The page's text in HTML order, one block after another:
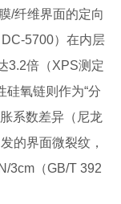
/纤维界面的定向
5700）在内层
3.2倍（XPS测定
硅氧链则作为“分
系数差异（尼龙
的界面微裂纹，
3cm（GB/T 392